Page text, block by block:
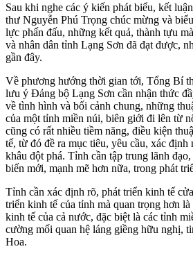
Sau khi nghe các ý kiến phát biểu, kết
thư Nguyễn Phú Trọng chúc mừng và
lực phấn đấu, những kết quả, thành tựu
và nhân dân tỉnh Lạng Sơn đã đạt được,
gần đây.
Về phương hướng thời gian tới, Tổng Bí
lưu ý Đảng bộ Lạng Sơn cần nhận thức
về tình hình và bối cảnh chung, những
của một tỉnh miền núi, biên giới đi lên từ
cũng có rất nhiều tiềm năng, điều kiện
tế, từ đó đề ra mục tiêu, yêu cầu, xác định
khâu đột phá. Tỉnh cần tập trung lãnh
biến mới, mạnh mẽ hơn nữa, trong phát
Tỉnh cần xác định rõ, phát triển kinh tế
triển kinh tế của tỉnh mà quan trọng hơn
kinh tế của cả nước, đặc biệt là các tỉnh
cường mối quan hệ láng giềng hữu nghị,
Hoa.